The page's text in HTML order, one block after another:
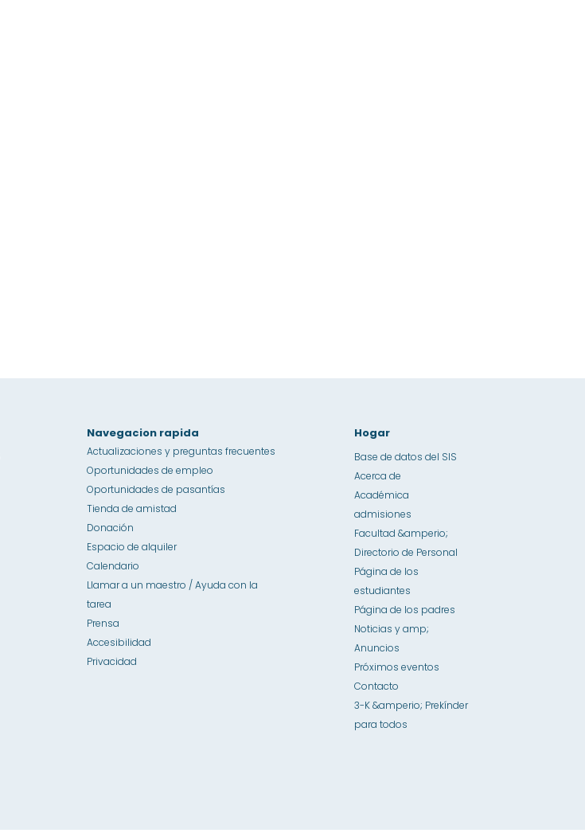
Navegacion rapida
Actualizaciones y preguntas frecuentes
Oportunidades de empleo
Oportunidades de pasantías
Tienda de amistad
Donación
Espacio de alquiler
Calendario
Llamar a un maestro / Ayuda con la
tarea
Prensa
Accesibilidad
Privacidad
Hogar
Base de datos del SIS
Acerca de
Académica
admisiones
Facultad &amperio;
Directorio de Personal
Página de los
estudiantes
Página de los padres
Noticias y amp;
Anuncios
Próximos eventos
Contacto
3-K &amperio; Prekínder
para todos